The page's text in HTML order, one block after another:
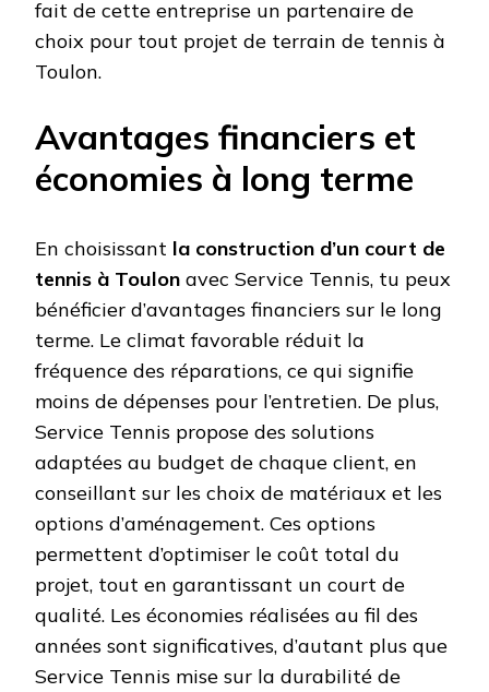
fait de cette entreprise un partenaire de
choix pour tout projet de terrain de tennis à
Toulon.
Avantages financiers et
économies à long terme
En choisissant la construction d’un court de
tennis à Toulon avec Service Tennis, tu peux
bénéficier d’avantages financiers sur le long
terme. Le climat favorable réduit la
fréquence des réparations, ce qui signifie
moins de dépenses pour l’entretien. De plus,
Service Tennis propose des solutions
adaptées au budget de chaque client, en
conseillant sur les choix de matériaux et les
options d’aménagement. Ces options
permettent d’optimiser le coût total du
projet, tout en garantissant un court de
qualité. Les économies réalisées au fil des
années sont significatives, d’autant plus que
Service Tennis mise sur la durabilité de